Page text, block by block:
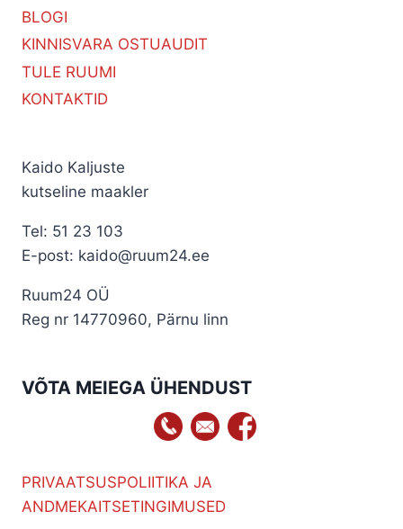
BLOGI
KINNISVARA OSTUAUDIT
TULE RUUMI
KONTAKTID
Kaido Kaljuste
kutseline maakler
Tel: 51 23 103
E-post: kaido@ruum24.ee
Ruum24 OÜ
Reg nr 14770960, Pärnu linn
VÕTA MEIEGA ÜHENDUST
PRIVAATSUSPOLIITIKA JA
ANDMEKAITSETINGIMUSED